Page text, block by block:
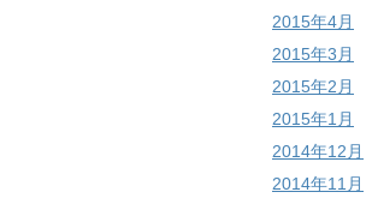
2015年4月
2015年3月
2015年2月
2015年1月
2014年12月
2014年11月